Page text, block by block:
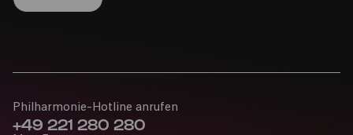
Philharmonie-Hotline anrufen
+49 221 280 280